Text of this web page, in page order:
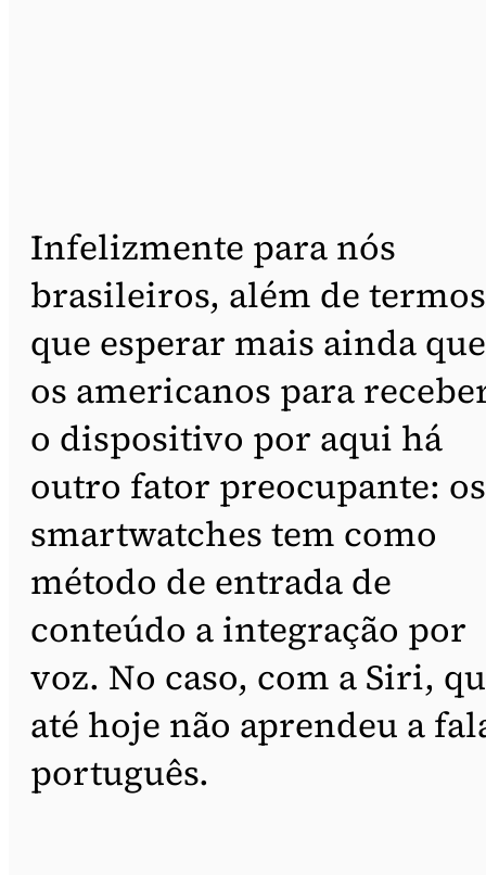
Infelizmente para nós
brasileiros, além de termos
que esperar mais ainda que
os americanos para
o dispositivo por aqui há
outro fator preocupante: os
smartwatches tem como
método de entrada de
conteúdo a integração por
voz. No caso, com a Siri,
até hoje não aprendeu a
português.